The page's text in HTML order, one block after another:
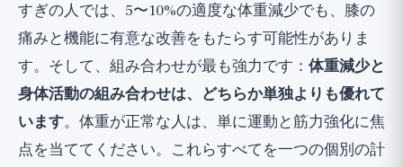
すぎの人では、5〜10%の適度な体重減少でも、膝の
痛みと機能に有意な改善をもたらす可能性がありま
す。そして、組み合わせが最も強力です： 体重減少と
身体活動の組み合わせは、どちらか単独よりも優れて
います。体重が正常な人は、単に運動と筋力強化に焦
点を当ててください。これらすべてを一つの個別の計